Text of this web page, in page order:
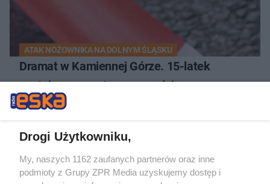
ATAK NOŻOWNIKA NA DOLNYM ŚLĄSKU
Dramat w Kamiennej Górze. 15-latek
zaatakowany ostrym narzędziem
Drogi Użytkowniku,
My, naszych 1162 zaufanych partnerów oraz inne
podmioty z Grupy ZPR Media uzyskujemy dostęp i